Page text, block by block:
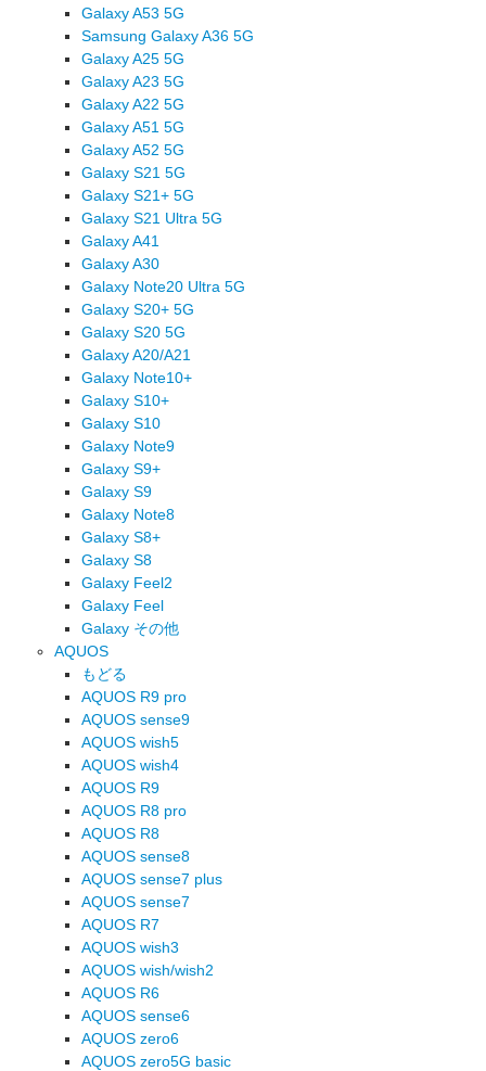
Galaxy A53 5G
Samsung Galaxy A36 5G
Galaxy A25 5G
Galaxy A23 5G
Galaxy A22 5G
Galaxy A51 5G
Galaxy A52 5G
Galaxy S21 5G
Galaxy S21+ 5G
Galaxy S21 Ultra 5G
Galaxy A41
Galaxy A30
Galaxy Note20 Ultra 5G
Galaxy S20+ 5G
Galaxy S20 5G
Galaxy A20/A21
Galaxy Note10+
Galaxy S10+
Galaxy S10
Galaxy Note9
Galaxy S9+
Galaxy S9
Galaxy Note8
Galaxy S8+
Galaxy S8
Galaxy Feel2
Galaxy Feel
Galaxy その他
AQUOS
もどる
AQUOS R9 pro
AQUOS sense9
AQUOS wish5
AQUOS wish4
AQUOS R9
AQUOS R8 pro
AQUOS R8
AQUOS sense8
AQUOS sense7 plus
AQUOS sense7
AQUOS R7
AQUOS wish3
AQUOS wish/wish2
AQUOS R6
AQUOS sense6
AQUOS zero6
AQUOS zero5G basic